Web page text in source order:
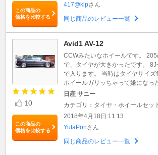
この商品の
価格を比較する
417@kipさん
同じ商品のレビュー一覧
10
この商品の
価格を比較する
Avid1 AV-12
CCWみたいなホイールです。
で、タイヤが大きかったです。
で入ります。 当時はタイヤサイズ
ホイールガリッちゃって嫌になっ
日産 サニー
カテゴリ：タイヤ・ホイールセッ
2018年4月18日 11:13
YutaPonさん
同じ商品のレビュー一覧